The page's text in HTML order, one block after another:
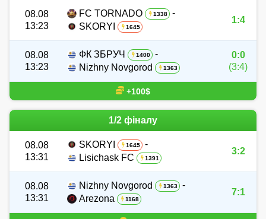
08.08
13:23
FC TORNADO 1338
-
SKORYI
1645
1:4
08.08
13:23
ФК ЗБРУЧ 1400
-
Nizhny Novgorod
1363
0:0
(3:4)
+100$
1/2 фіналу
08.08
13:31
SKORYI 1645
-
Lisichask FC
1391
3:2
08.08
13:31
Nizhny Novgorod 1363
-
Arezona
1168
7:1